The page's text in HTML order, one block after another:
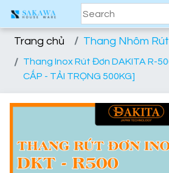
Trang chủ Thang Nhôm Rút
Thang Inox Rút Đơn DAKITA R-500 (5M) [ INOX CAO
CẤP - TẢI TRỌNG 500KG]